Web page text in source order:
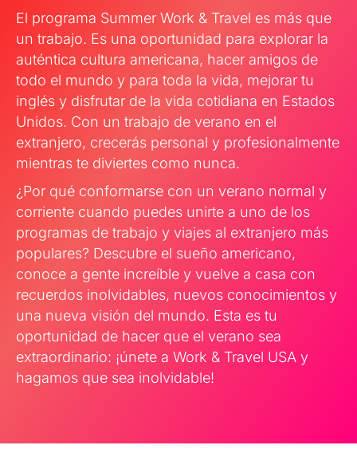
El programa Summer Work & Travel es más que
un trabajo. Es una oportunidad para explorar la
auténtica cultura americana, hacer amigos de
todo el mundo y para toda la vida, mejorar tu
inglés y disfrutar de la vida cotidiana en Estados
Unidos. Con un trabajo de verano en el
extranjero, crecerás personal y profesionalmente
mientras te diviertes como nunca.
¿Por qué conformarse con un verano normal y
corriente cuando puedes unirte a uno de los
programas de trabajo y viajes al extranjero más
populares? Descubre el sueño americano,
conoce a gente increíble y vuelve a casa con
recuerdos inolvidables, nuevos conocimientos y
una nueva visión del mundo. Esta es tu
oportunidad de hacer que el verano sea
extraordinario: ¡únete a Work & Travel USA y
hagamos que sea inolvidable!